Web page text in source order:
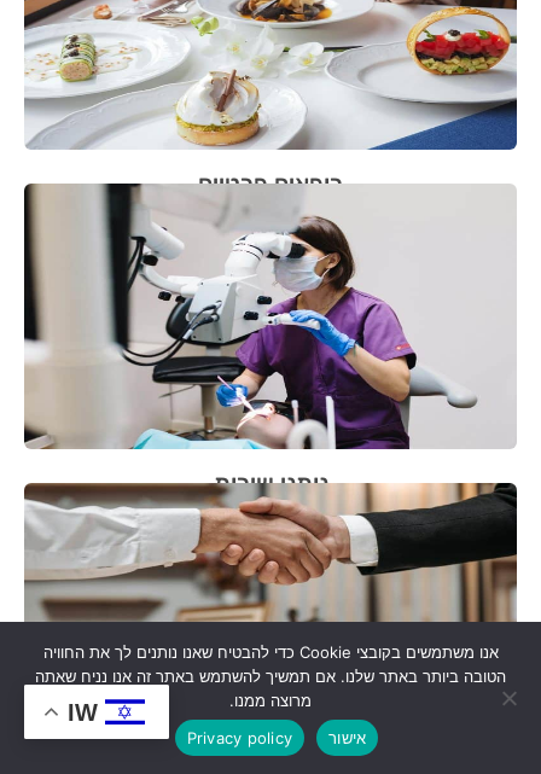
רופאים פרטיים
נותני שירות
IW
אנו משתמשים בקובצי Cookie כדי להבטיח שאנו נותנים לך את החוויה
הטובה ביותר באתר שלנו. אם תמשיך להשתמש באתר זה אנו נניח שאתה
מרוצה ממנו.
אישור
Privacy policy